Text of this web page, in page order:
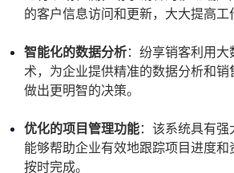
的客户信息访问和更新，大大提高工
智能化的数据分析：纷享销客利用
术，为企业提供精准的数据分析和销
做出更明智的决策。
优化的项目管理功能：该系统具有强
能够帮助企业有效地跟踪项目进度和
按时完成。